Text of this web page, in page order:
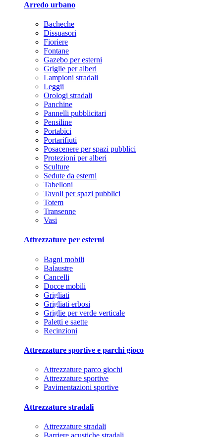
Arredo urbano
Bacheche
Dissuasori
Fioriere
Fontane
Gazebo per esterni
Griglie per alberi
Lampioni stradali
Leggii
Orologi stradali
Panchine
Pannelli pubblicitari
Pensiline
Portabici
Portarifiuti
Posacenere per spazi pubblici
Protezioni per alberi
Sculture
Sedute da esterni
Tabelloni
Tavoli per spazi pubblici
Totem
Transenne
Vasi
Attrezzature per esterni
Bagni mobili
Balaustre
Cancelli
Docce mobili
Grigliati
Grigliati erbosi
Griglie per verde verticale
Paletti e saette
Recinzioni
Attrezzature sportive e parchi gioco
Attrezzature parco giochi
Attrezzature sportive
Pavimentazioni sportive
Attrezzature stradali
Attrezzature stradali
Barriere acustiche stradali